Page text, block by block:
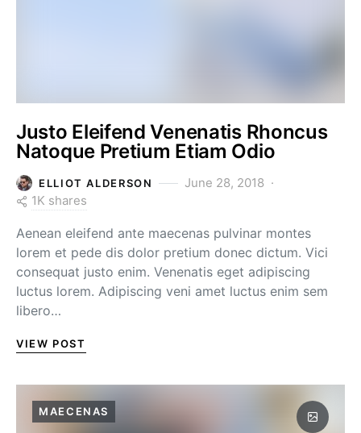
Justo Eleifend Venenatis Rhoncus
Natoque Pretium Etiam Odio
ELLIOT ALDERSON
June 28, 2018
1K shares
Aenean eleifend ante maecenas pulvinar montes
lorem et pede dis dolor pretium donec dictum. Vici
consequat justo enim. Venenatis eget adipiscing
luctus lorem. Adipiscing veni amet luctus enim sem
libero…
VIEW POST
MAECENAS